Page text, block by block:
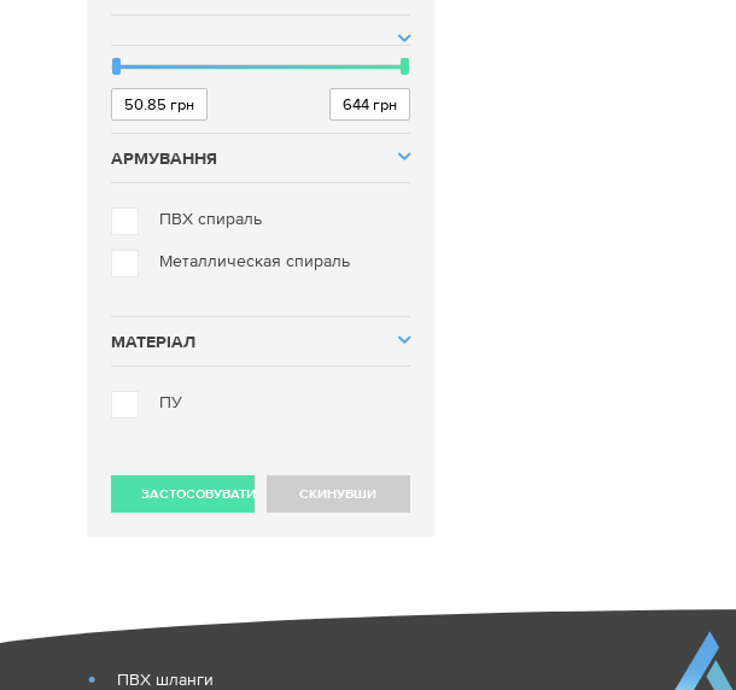
50.85 грн 644 грн
АРМУВАННЯ
ПВХ спираль
Металлическая спираль
МАТЕРІАЛ
ПУ
ЗАСТОСОВУВАТИ СКИНУВШИ
ПВХ шланги